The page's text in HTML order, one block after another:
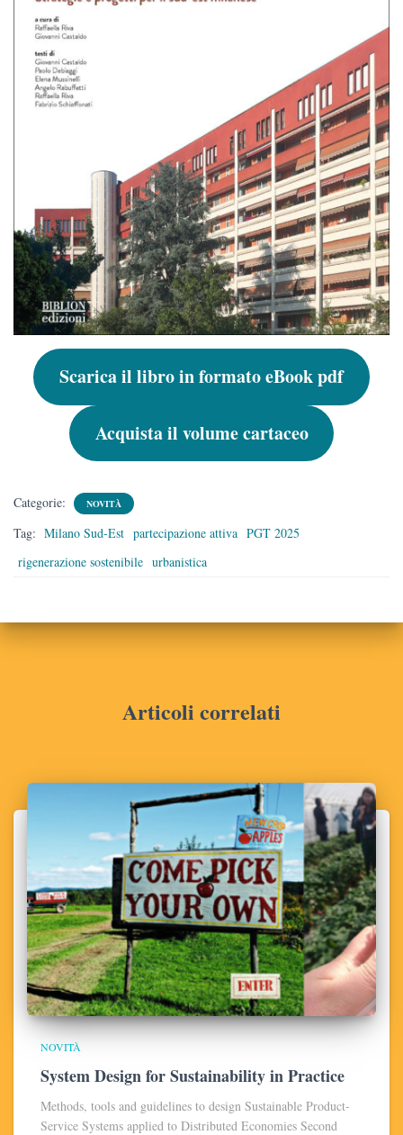
Scarica il libro in formato eBook pdf
Acquista il volume cartaceo
Categorie: NOVITÀ
Tag: Milano Sud-Est partecipazione attiva PGT 2025
rigenerazione sostenibile urbanistica
Articoli correlati
NOVITÀ
System Design for Sustainability in Practice
Methods, tools and guidelines to design Sustainable Product-
Service Systems applied to Distributed Economies Second